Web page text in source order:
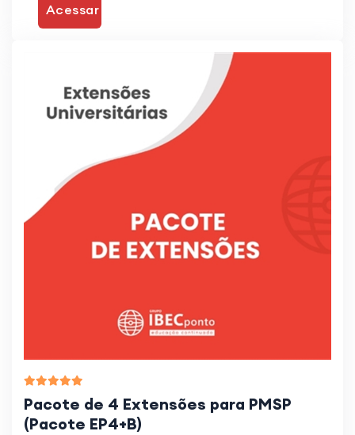
Acessar
Pacote de 4 Extensões para PMSP
(Pacote EP4+B)